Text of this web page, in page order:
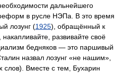
дальнейшего
в русле НЭПа. В это время
лозунг (1925), обращённый к
развивайте своё
бедняков — это паршивый
назвал лозунг «не нашим»,
слов). Вместе с тем, Бухарин